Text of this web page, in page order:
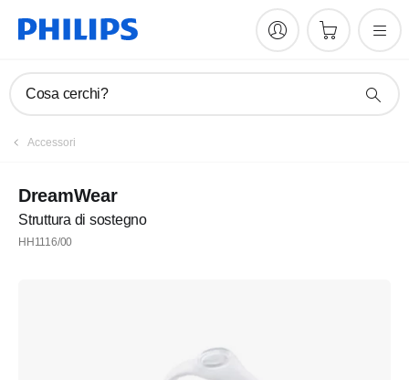
Cosa cerchi?
Accessori
DreamWear
Struttura di sostegno
HH1116/00